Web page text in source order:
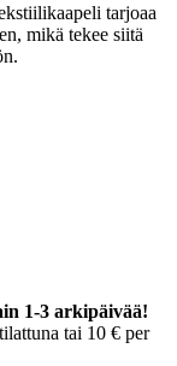
tarjoaa
mikä tekee siitä
1-3 arkipäivää!
tai 10 € per